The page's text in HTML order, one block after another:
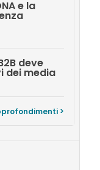
e la
deve
dei media
>